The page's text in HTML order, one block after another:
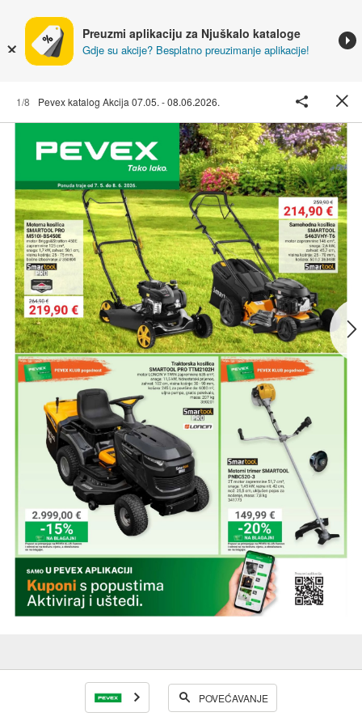
Preuzmi aplikaciju za Njuškalo kataloge
Gdje su akcije? Besplatno preuzimanje aplikacije!
1/8 Pevex katalog Akcija 07.05. - 08.06.2026.
POVEĆAVANJE